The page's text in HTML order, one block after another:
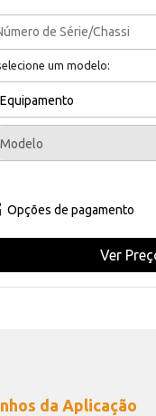
um modelo:
Equipamento
Modelo
Opções de pagamento
Ver
da Aplicação